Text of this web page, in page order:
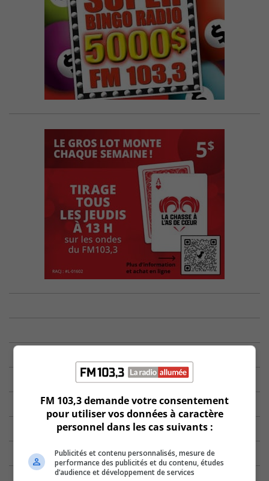
FM 103,3 demande votre consentement
pour utiliser vos données à caractère
personnel dans les cas suivants :
Publicités et contenu personnalisés, mesure de
performance des publicités et du contenu, études
d’audience et développement de services